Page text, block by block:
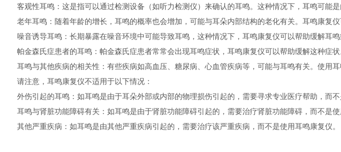
客观性耳鸣：这是指可以通过检测设备（如听力检测仪）来确认的耳鸣。这种情况下，耳鸣可能
老年耳鸣：随着年龄的增长，耳鸣的概率也会增加，可能与耳朵内部结构的老化有关。耳鸣康复仪
噪音诱导耳鸣：长期暴露在噪音环境中可能导致耳鸣，这种情况下，耳鸣康复仪可以帮助缓解耳鸣
帕金森氏症患者的耳鸣：帕金森氏症患者常常会出现耳鸣症状，耳鸣康复仪可以帮助缓解这种症状
耳鸣与其他疾病的相关性：有些疾病如高血压、糖尿病、心血管疾病等，可能与耳鸣有关。使用
请注意，耳鸣康复仪不适用于以下情况：
外伤引起的耳鸣：如耳鸣是由于耳朵外部或内部的物理损伤引起的，需要寻求专业医疗帮助，而不
耳鸣与肾脏功能障碍有关：如耳鸣是由于肾脏功能障碍引起的，需要治疗肾脏功能障碍，而不是使
其他严重疾病：如耳鸣是由其他严重疾病引起的，需要治疗该严重疾病，而不是使用耳鸣康复仪。